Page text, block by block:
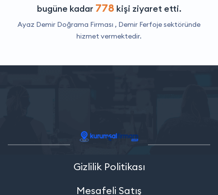
bugüne kadar 778 kişi ziyaret etti.
Ayaz Demir Doğrama Firması , Demir Ferfojesektöründe
hizmet vermektedir.
Gizlilik Politikası
Mesafeli Satış